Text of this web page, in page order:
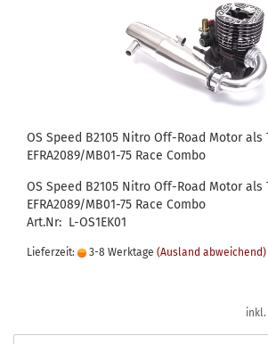
OS Speed B2105 Nitro Off-Road Motor als
EFRA2089/MB01-75 Race Combo
OS Speed B2105 Nitro Off-Road Motor als
EFRA2089/MB01-75 Race Combo
Art.Nr: L-OS1EK01
Lieferzeit: 3-8 Werktage (Ausland abweichend)
inkl.